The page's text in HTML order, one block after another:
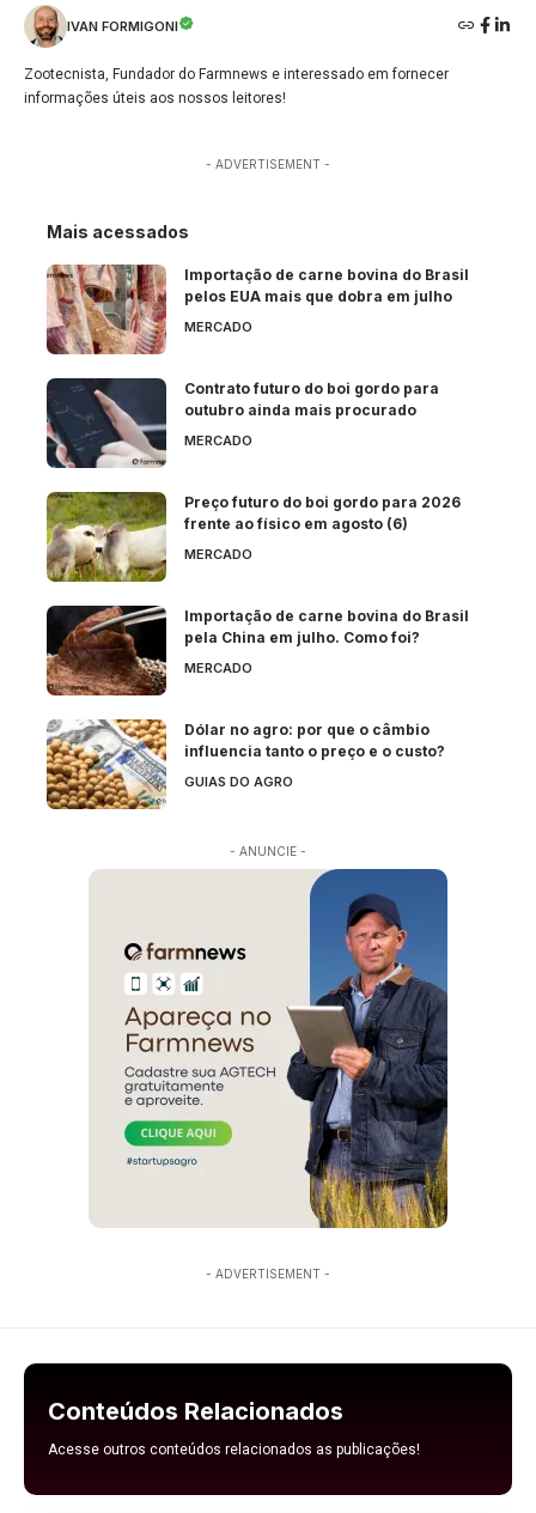
IVAN FORMIGONI
Zootecnista, Fundador do Farmnews e interessado em fornecer
informações úteis aos nossos leitores!
- ADVERTISEMENT -
Mais acessados
Importação de carne bovina do Brasil
pelos EUA mais que dobra em julho
MERCADO
Contrato futuro do boi gordo para
outubro ainda mais procurado
MERCADO
Preço futuro do boi gordo para 2026
frente ao físico em agosto (6)
MERCADO
Importação de carne bovina do Brasil
pela China em julho. Como foi?
MERCADO
Dólar no agro: por que o câmbio
influencia tanto o preço e o custo?
GUIAS DO AGRO
- ANUNCIE -
- ADVERTISEMENT -
Conteúdos Relacionados
Acesse outros conteúdos relacionados as publicações!